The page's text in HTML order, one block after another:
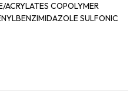
ACRYLATES COPOLYMER
SULFONIC
PERLITE